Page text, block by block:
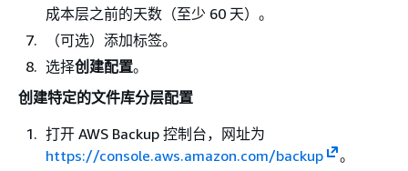
成本层之前的天数（至少 60 天）。
（可选）添加标签。
选择创建配置。
创建特定的文件库分层配置
打开 AWS Backup 控制台，网址为
https://console.aws.amazon.com/backup
。